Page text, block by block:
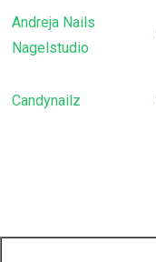
Andreja Nails
Nagelstudio
Candynailz